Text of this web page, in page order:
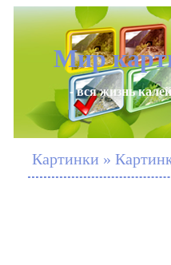
Мир
- вся жизнь
Картинки »